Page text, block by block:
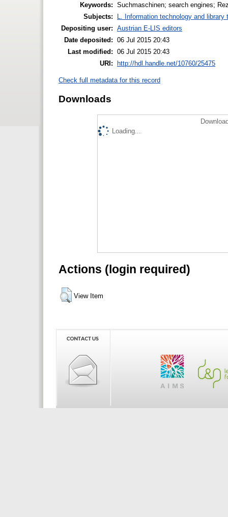
Keywords: Suchmaschinen; search engines;
Subjects:
L. Information technology and library
Depositing user: Austrian E-LIS editors
Date deposited: 06 Jul 2015 20:43
Last modified: 06 Jul 2015 20:43
URI:
http://hdl.handle.net/10760/25475
Check full metadata for this record
Downloads
Loading...
Actions (login required)
View Item